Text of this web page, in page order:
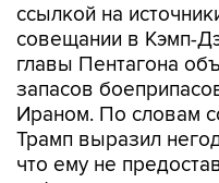
главы Пентагона
запасов
Ираном. По словам
Трамп выразил
что ему не
информацию о
вооружения.